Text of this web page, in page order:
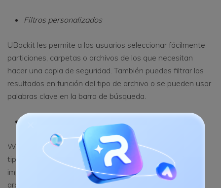
Filtros personalizados
UBackit les permite a los usuarios seleccionar fácilmente
particiones, carpetas o archivos de los que necesitan
hacer una copia de seguridad. También puedes filtrar los
resultados en función del tipo de archivo o se pueden usar
palabras clave en la barra de búsqueda.
Wondershare UBackit es totalmente compatible con los
tipos de datos y formatos de archivo principales e
importantes para fotos, audio, videos, documentos,
archivos comprimidos y mucho más.